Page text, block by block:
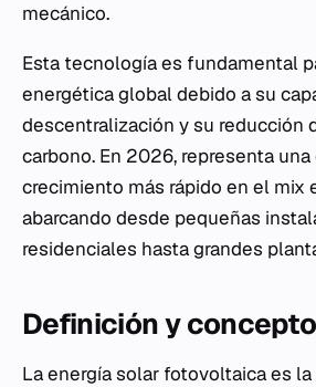
mecánico.
Esta tecnología es fundamental
energética global debido a su
descentralización y su reducción
carbono. En 2026, representa
crecimiento más rápido en el mix
abarcando desde pequeñas
residenciales hasta grandes
Definición y concepto
La energía solar fotovoltaica es